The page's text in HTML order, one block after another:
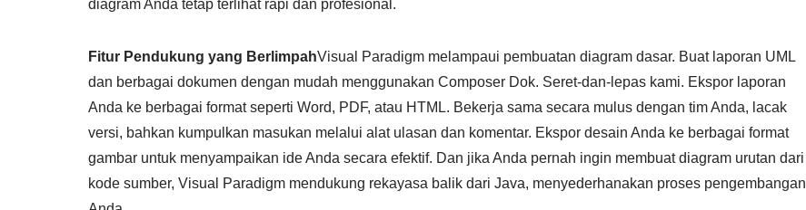
diagram Anda tetap terlihat rapi dan profesional.
Fitur Pendukung yang BerlimpahVisual Paradigm melampaui pembuatan diagram dasar. Buat laporan UML
dan berbagai dokumen dengan mudah menggunakan Composer Dok. Seret-dan-lepas kami. Ekspor laporan
Anda ke berbagai format seperti Word, PDF, atau HTML. Bekerja sama secara mulus dengan tim Anda, lacak
versi, bahkan kumpulkan masukan melalui alat ulasan dan komentar. Ekspor desain Anda ke berbagai format
gambar untuk menyampaikan ide Anda secara efektif. Dan jika Anda pernah ingin membuat diagram urutan dari
kode sumber, Visual Paradigm mendukung rekayasa balik dari Java, menyederhanakan proses pengembangan